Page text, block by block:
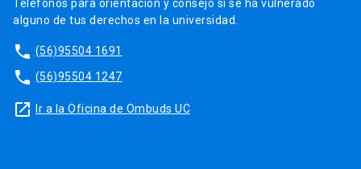
Teléfonos para orientación y consejo si se ha vulnerado
alguno de tus derechos en la universidad.
phone (56)95504 1691
phone (56)95504 1247
launch Ir a la Oficina de Ombuds UC